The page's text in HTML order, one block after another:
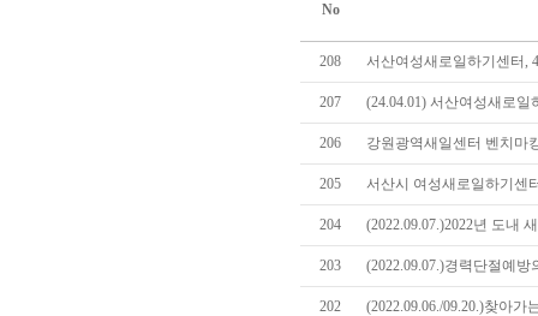
No
208 서산여성새로일하기센터,
207 (24.04.01) 서산여성새로
206 강원광역새일센터 벤치마
205 서산시 여성새로일하기센
204 (2022.09.07.)2022년 도내
203 (2022.09.07.)경력단절예
202 (2022.09.06./09.20.)찾아